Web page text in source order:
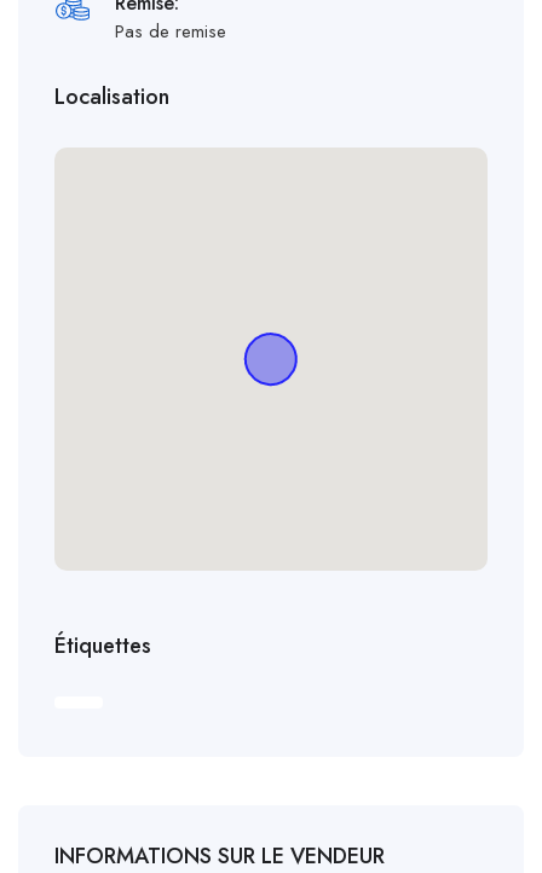
Pas de remise
Localisation
Étiquettes
INFORMATIONS SUR LE VENDEUR